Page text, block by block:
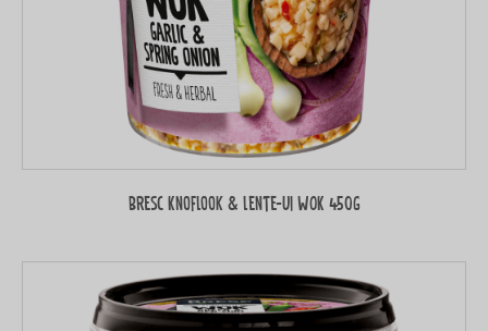
Bresc Knoflook & lente-ui WOK 450g